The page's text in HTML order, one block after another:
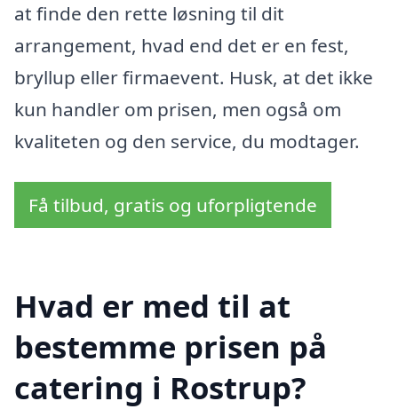
at finde den rette løsning til dit
arrangement, hvad end det er en fest,
bryllup eller firmaevent. Husk, at det ikke
kun handler om prisen, men også om
kvaliteten og den service, du modtager.
Få tilbud, gratis og uforpligtende
Hvad er med til at
bestemme prisen på
catering i Rostrup?